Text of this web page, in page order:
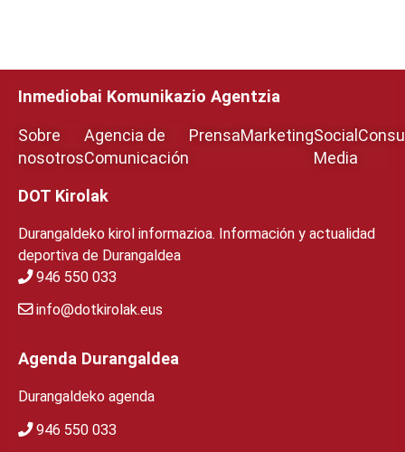
Inmediobai Komunikazio Agentzia
Sobre
nosotros
Agencia de
Comunicación
PrensaMarketingSocial
Media
DOT Kirolak
Durangaldeko kirol informazioa. Información y actualidad
deportiva de Durangaldea
946 550 033
info@dotkirolak.eus
Agenda Durangaldea
Durangaldeko agenda
946 550 033